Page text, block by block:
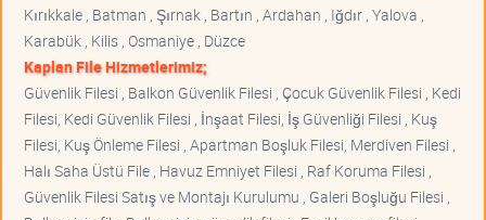
Kırıkkale , Batman , Şırnak , Bartın , Ardahan , Iğdır , Yalova ,
Karabük , Kilis , Osmaniye , Düzce
Kaplan File Hizmetlerimiz;
Güvenlik Filesi , Balkon Güvenlik Filesi , Çocuk Güvenlik Filesi , Kedi
Filesi, Kedi Güvenlik Filesi , İnşaat Filesi, İş Güvenliği Filesi , Kuş
Filesi, Kuş Önleme Filesi , Apartman Boşluk Filesi, Merdiven Filesi ,
Halı Saha Üstü File , Havuz Emniyet Filesi , Raf Koruma Filesi ,
Güvenlik Filesi Satış ve Montajı Kurulumu , Galeri Boşluğu Filesi ,